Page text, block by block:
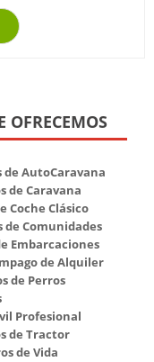
OFRECEMOS
de AutoCaravana
de Caravana
Coche Clásico
de Comunidades
Embarcaciones
de Alquiler
de Perros
Profesional
de Tractor
de Vida